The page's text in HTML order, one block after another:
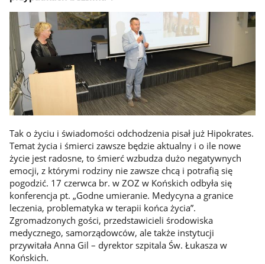
Tak o życiu i świadomości odchodzenia pisał już Hipokrates.
Temat życia i śmierci zawsze będzie aktualny i o ile nowe
życie jest radosne, to śmierć wzbudza dużo negatywnych
emocji, z którymi rodziny nie zawsze chcą i potrafią się
pogodzić. 17 czerwca br. w ZOZ w Końskich odbyła się
konferencja pt. „Godne umieranie. Medycyna a granice
leczenia, problematyka w terapii końca życia”.
Zgromadzonych gości, przedstawicieli środowiska
medycznego, samorządowców, ale także instytucji
przywitała Anna Gil – dyrektor szpitala Św. Łukasza w
Końskich.